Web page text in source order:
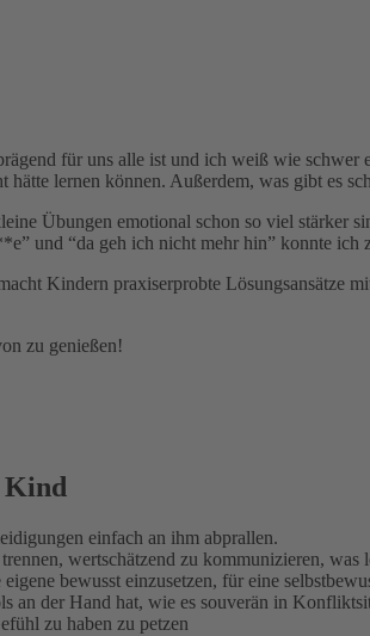
für uns alle ist und ich weiß wie
lernen können. Außerdem, was gibt es
Übungen emotional schon so viel stärker
und “da geh ich nicht mehr hin” konnte ich
Kindern praxiserprobte Lösungsansätze
zu genießen!
Kind
einfach an ihm abprallen.
wertschätzend zu kommunizieren, was
bewusst einzusetzen, für eine
an der Hand hat, wie es souverän in
zu haben zu petzen